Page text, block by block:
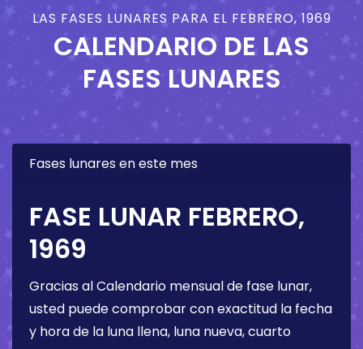
LAS FASES LUNARES PARA EL FEBRERO, 1969
CALENDARIO DE LAS
FASES LUNARES
Fases lunares en este mes
FASE LUNAR FEBRERO,
1969
Gracias al Calendario mensual de fase lunar,
usted puede comprobar con exactitud la fecha
y hora de la luna llena, luna nueva, cuarto